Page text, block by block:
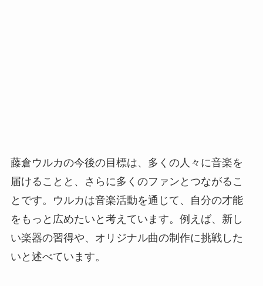
藤倉ウルカの今後の目標は、多くの人々に音楽を
届けることと、さらに多くのファンとつながるこ
とです。ウルカは音楽活動を通じて、自分の才能
をもっと広めたいと考えています。例えば、新し
い楽器の習得や、オリジナル曲の制作に挑戦した
いと述べています。